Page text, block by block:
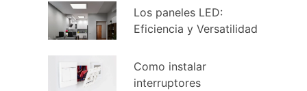
Los paneles LED:
Eficiencia y Versatilidad
Como instalar
interruptores